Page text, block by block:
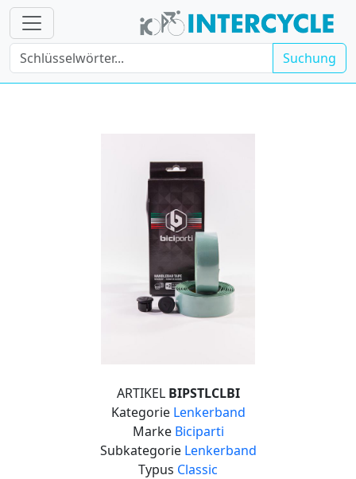
Suchung
ARTIKEL BIPSTLCLBI
Kategorie Lenkerband
Marke Biciparti
Subkategorie Lenkerband
Typus Classic